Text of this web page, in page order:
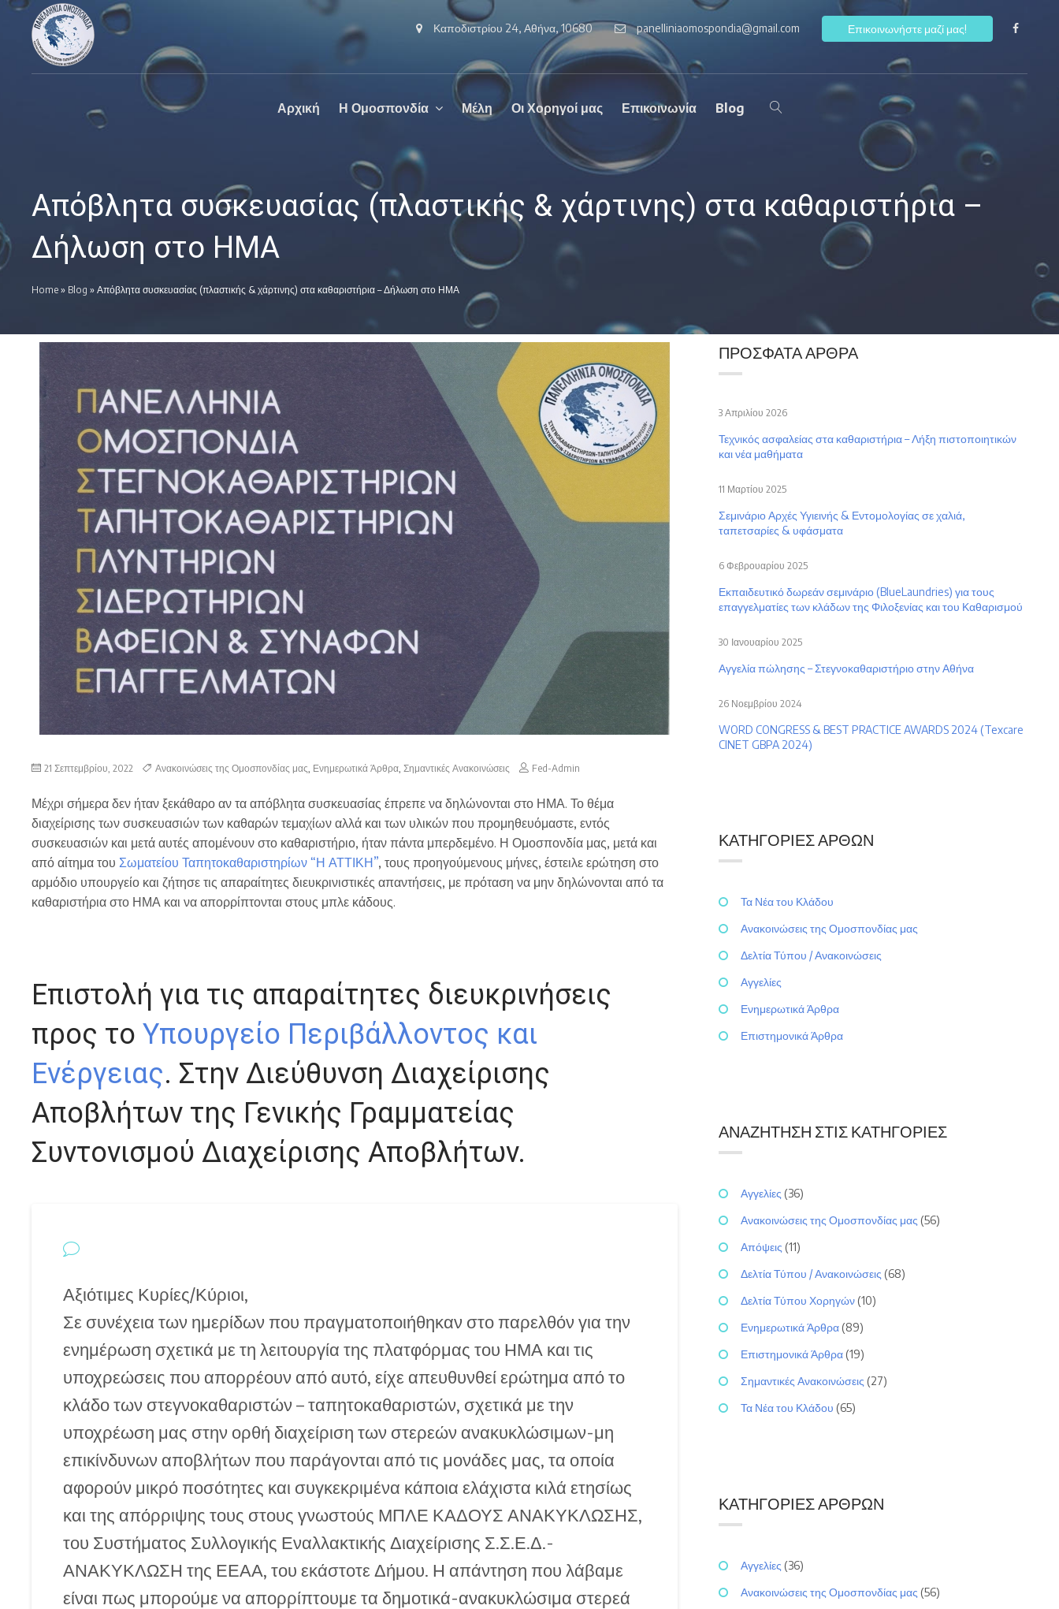
Πανελλήνια
Ομοσπονδία
Καθαριστηρίων
Ο επίσημος
ιστοχώρος της
Πανελλήνια
Ομοσπονδία
Καποδιστρίου 24, Αθήνα, 10680 panelliniaomospondia@gmail.com Επικοινωνήστε μαζί μας!
Αρχική Η Ομοσπονδία Μέλη Οι Χορηγοί μας Επικοινωνία Blog
Απόβλητα συσκευασίας (πλαστικής & χάρτινης) στα καθαριστήρια –
Δήλωση στο ΗΜΑ
Home » Blog » Απόβλητα συσκευασίας (πλαστικής & χάρτινης) στα καθαριστήρια – Δήλωση στο ΗΜΑ
21 Σεπτεμβρίου, 2022 Ανακοινώσεις της Ομοσπονδίας μας, Ενημερωτικά Άρθρα, Σημαντικές Ανακοινώσεις Fed-Admin
Μέχρι σήμερα δεν ήταν ξεκάθαρο αν τα απόβλητα συσκευασίας έπρεπε να δηλώνονται στο ΗΜΑ. Το θέμα
διαχείρισης των συσκευασιών των καθαρών τεμαχίων αλλά και των υλικών που προμηθευόμαστε, εντός
συσκευασιών και μετά αυτές απομένουν στο καθαριστήριο, ήταν πάντα μπερδεμένο. Η Ομοσπονδία μας, μετά και
από αίτημα του Σωματείου Ταπητοκαθαριστηρίων “Η ΑΤΤΙΚΗ”, τους προηγούμενους μήνες, έστειλε ερώτηση στο
αρμόδιο υπουργείο και ζήτησε τις απαραίτητες διευκρινιστικές απαντήσεις, με πρόταση να μην δηλώνονται από τα
καθαριστήρια στο ΗΜΑ και να απορρίπτονται στους μπλε κάδους.
Επιστολή για τις απαραίτητες διευκρινήσεις
προς το Υπουργείο Περιβάλλοντος και
Ενέργειας. Στην Διεύθυνση Διαχείρισης
Αποβλήτων της Γενικής Γραμματείας
Συντονισμού Διαχείρισης Αποβλήτων.
Αξιότιμες Κυρίες/Κύριοι,
Σε συνέχεια των ημερίδων που πραγματοποιήθηκαν στο παρελθόν για την
ενημέρωση σχετικά με τη λειτουργία της πλατφόρμας του ΗΜΑ και τις
υποχρεώσεις που απορρέουν από αυτό, είχε απευθυνθεί ερώτημα από το
κλάδο των στεγνοκαθαριστών – ταπητοκαθαριστών, σχετικά με την
υποχρέωση μας στην ορθή διαχείριση των στερεών ανακυκλώσιμων-μη
επικίνδυνων αποβλήτων που παράγονται από τις μονάδες μας, τα οποία
αφορούν μικρό ποσότητες και συγκεκριμένα κάποια ελάχιστα κιλά ετησίως
και της απόρριψης τους στους γνωστούς ΜΠΛΕ ΚΑΔΟΥΣ ΑΝΑΚΥΚΛΩΣΗΣ,
του Συστήματος Συλλογικής Εναλλακτικής Διαχείρισης Σ.Σ.Ε.Δ.-
ΑΝΑΚΥΚΛΩΣΗ της ΕΕΑΑ, του εκάστοτε Δήμου. Η απάντηση που λάβαμε
είναι πως μπορούμε να απορρίπτουμε τα δημοτικά-ανακυκλώσιμα στερεά
ΠΡΌΣΦΑΤΑ ΆΡΘΡΑ
Τεχνικός ασφαλείας στα καθαριστήρια – Λήξη πιστοποιητικών
και νέα μαθήματα
3 Απριλίου 2026
Σεμινάριο Αρχές Υγιεινής & Εντομολογίας σε χαλιά,
ταπετσαρίες & υφάσματα
11 Μαρτίου 2025
Εκπαιδευτικό δωρεάν σεμινάριο (BlueLaundries) για τους
επαγγελματίες των κλάδων της Φιλοξενίας και του Καθαρισμού
6 Φεβρουαρίου 2025
Αγγελία πώλησης – Στεγνοκαθαριστήριο στην Αθήνα
30 Ιανουαρίου 2025
WORD CONGRESS & BEST PRACTICE AWARDS 2024 (Texcare
CINET GBPA 2024)
26 Νοεμβρίου 2024
ΚΑΤΗΓΟΡΊΕΣ ΆΡΘΩΝ
Τα Νέα του Κλάδου
Ανακοινώσεις της Ομοσπονδίας μας
Δελτία Τύπου / Ανακοινώσεις
Αγγελίες
Ενημερωτικά Άρθρα
Επιστημονικά Άρθρα
ΑΝΑΖΉΤΗΣΗ ΣΤΙΣ ΚΑΤΗΓΟΡΊΕΣ
Αγγελίες (36)
Ανακοινώσεις της Ομοσπονδίας μας (56)
Απόψεις (11)
Δελτία Τύπου / Ανακοινώσεις (68)
Δελτία Τύπου Χορηγών (10)
Ενημερωτικά Άρθρα (89)
Επιστημονικά Άρθρα (19)
Σημαντικές Ανακοινώσεις (27)
Τα Νέα του Κλάδου (65)
ΚΑΤΗΓΟΡΊΕΣ ΆΡΘΡΩΝ
Αγγελίες (36)
Ανακοινώσεις της Ομοσπονδίας μας (56)